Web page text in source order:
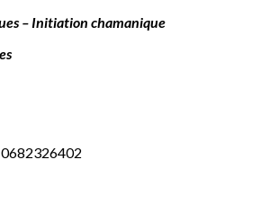
– Initiation chamanique
0682326402